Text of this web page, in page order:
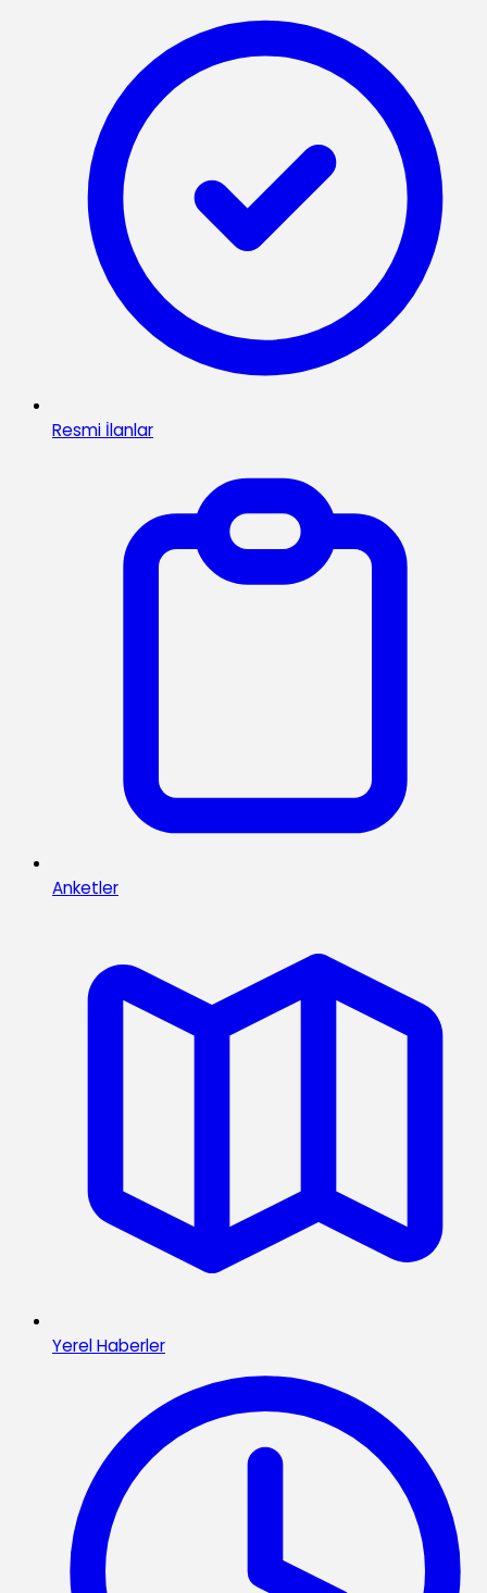
Resmi İlanlar
Anketler
Yerel Haberler